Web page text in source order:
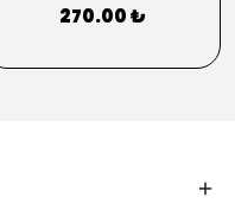
270.00 ₺